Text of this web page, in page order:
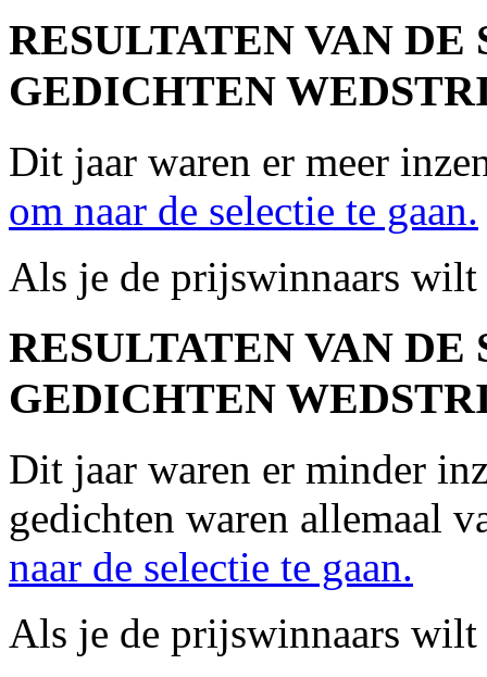
RESULTATEN VAN
GEDICHTEN
Dit jaar waren er meer
om naar de selectie te gaan.
Als je de prijswinnaars
RESULTATEN VAN
GEDICHTEN
Dit jaar waren er minder
gedichten waren allemaal
naar de selectie te gaan.
Als je de prijswinnaars